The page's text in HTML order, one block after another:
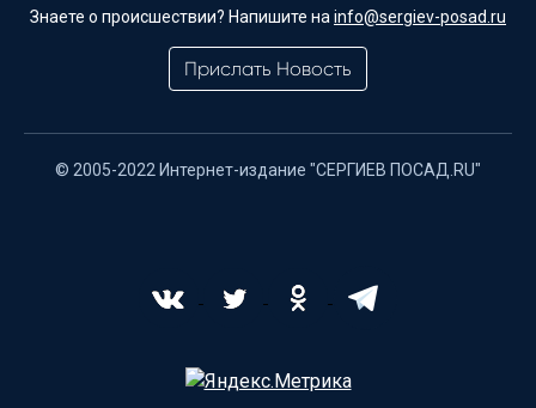
Знаете о происшествии? Напишите на info@sergiev-posad.ru
Прислать Новость
© 2005-2022 Интернет-издание "СЕРГИЕВ ПОСАД.RU"